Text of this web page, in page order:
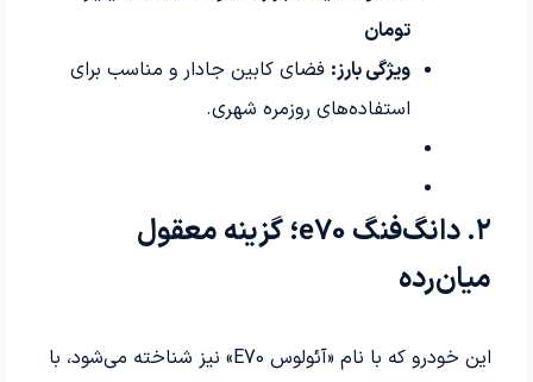
تومان
ویژگی بارز: فضای کابین جادار و مناسب برای
استفاده‌های روزمره شهری.
۲.دانگ‌فنگ
؛ گزینه معقول
میان‌رده
این خودرو که با نام «آئولوسE70»
نیز شناخته می‌شود، با